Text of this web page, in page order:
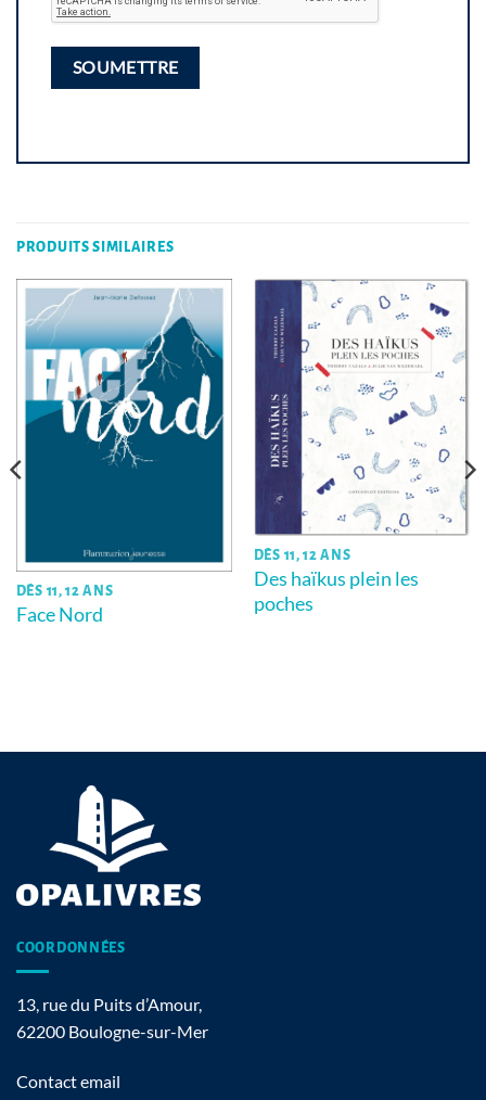
PRODUITS SIMILAIRES
DÈS 11, 12 ANS
Face Nord
DÈS 11, 12 ANS
Des haïkus plein les
poches
COORDONNÉES
13, rue du Puits d’Amour,
62200 Boulogne-sur-Mer
Contact email